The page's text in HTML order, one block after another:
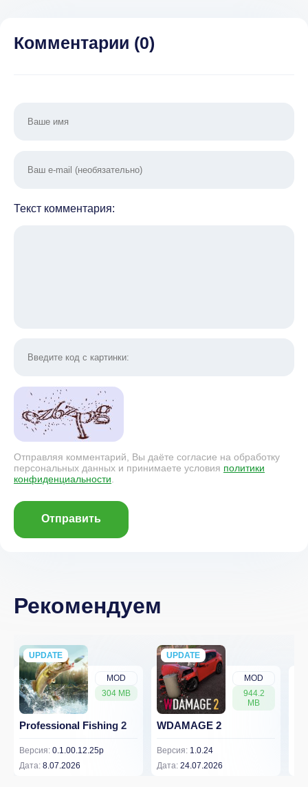
Комментарии (0)
Текст комментария:
Отправляя комментарий, Вы даёте согласие на обработку
персональных данных и принимаете условия политики
конфиденциальности
Отправить
Рекомендуем
MOD
304 MB
UPDATE
NEW
Professional Fishing 2
Версия: 0.1.00.12.25p
Дата: 8.07.2026
MOD
944.2
MB
UPDATE
NEW
WDAMAGE 2
Версия: 1.0.24
Дата: 24.07.2026